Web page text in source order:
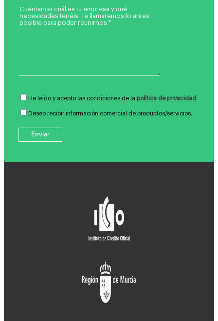
He leído y acepto las condiciones de la política de privacidad .
Deseo recibir información comercial de productos/servicios.